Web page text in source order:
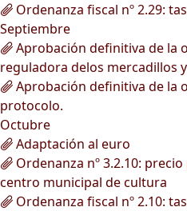
Ordenanza fiscal nº 2.29:
Septiembre
Aprobación definitiva de la
reguladora delos mercadillos
Aprobación definitiva de la
protocolo.
Octubre
Adaptación al euro
Ordenanza nº 3.2.10:
centro municipal de cultura
Ordenanza fiscal nº 2.10: